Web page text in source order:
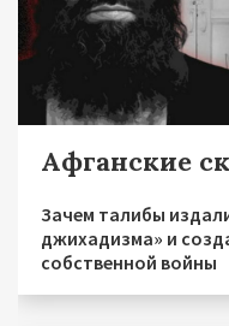
Афганские
Зачем талибы
джихадизма» и
собственной войны